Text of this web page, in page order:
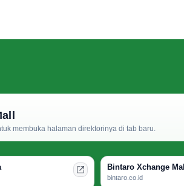
membuka halaman direktorinya di tab baru.
Bintaro Xchange Mall
bintaro.co.id